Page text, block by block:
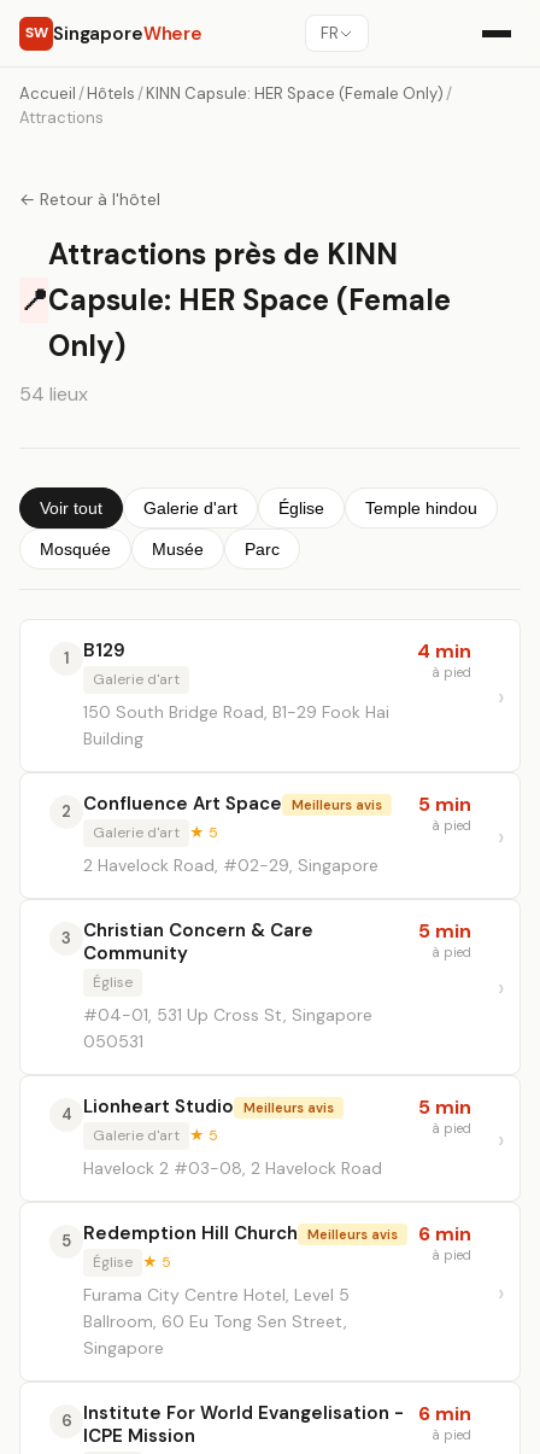
SW SingaporeWhere FR
Accueil /Hôtels /KINN Capsule: HER Space (Female Only) /
Attractions
← Retour à l'hôtel
📍
Attractions près de KINN
Capsule: HER Space (Female
Only)
54 lieux
Voir tout Galerie d'art Église Temple hindou
Mosquée Musée Parc
1 B129
Galerie d'art
150 South Bridge Road, B1-29 Fook Hai
Building
4 min
à pied
2 Confluence Art Space Meilleurs avis
Galerie d'art ★ 5
2 Havelock Road, #02-29, Singapore
5 min
à pied
3
Christian Concern & Care
Community
Église
#04-01, 531 Up Cross St, Singapore
050531
5 min
à pied
4 Lionheart Studio Meilleurs avis
Galerie d'art ★ 5
Havelock 2 #03-08, 2 Havelock Road
5 min
à pied
5 Redemption Hill Church Meilleurs avis
Église ★ 5
Furama City Centre Hotel, Level 5
Ballroom, 60 Eu Tong Sen Street,
Singapore
6 min
à pied
6
Institute For World Evangelisation -
ICPE Mission
6 min
à pied